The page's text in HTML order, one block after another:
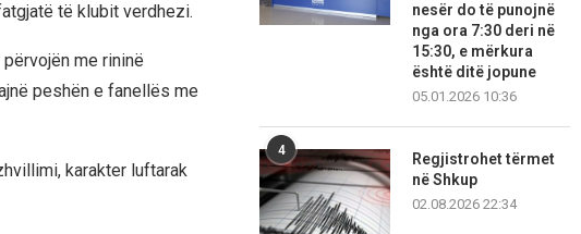
të klubit verdhezi.
me rininë
peshën e fanellës me
karakter luftarak
nesër do të punojnë
nga ora 7:30 deri në
15:30, e mërkura
është ditë jopune
05.01.2026 10:36
4
Regjistrohet tërmet
në Shkup
02.08.2026 22:34